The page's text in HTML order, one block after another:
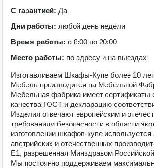
С гарантией: Да
Дни работы: любой день недели
Время работы: с 8:00 по 20:00
Место работы: по адресу и на выездах
Изготавливаем Шкафы-Купе более 10
Мебель производится на Мебельной
Мебельная фабрика имеет сертификаты
качества ГОСТ и декларацию
Изделия отвечают европейским и
требованиям безопасности в области
изготовлении шкафов-купе
австрийских и отечественных
Е1, разрешенная Минздравом
Мы постоянно поддерживаем